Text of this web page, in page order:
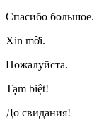
Спасибо большое.
Xin mời.
Пожалуйста.
Tạm biệt!
До свидания!